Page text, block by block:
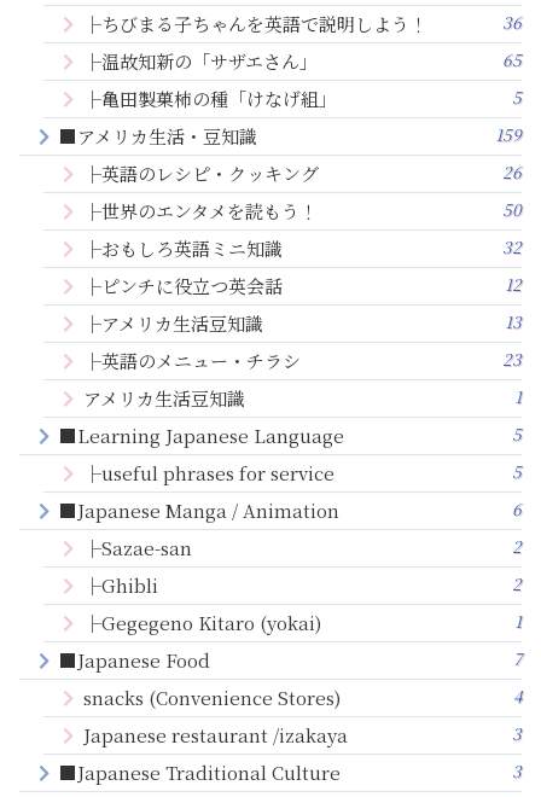
├ちびまる子ちゃんを英語で説明しよう！ 36
├温故知新の「サザエさん」 65
├亀田製菓柿の種「けなげ組」 5
■アメリカ生活・豆知識 159
├英語のレシピ・クッキング 26
├世界のエンタメを読もう！ 50
├おもしろ英語ミニ知識 32
├ピンチに役立つ英会話 12
├アメリカ生活豆知識 13
├英語のメニュー・チラシ 23
アメリカ生活豆知識 1
■Learning Japanese Language 5
├useful phrases for service 5
■Japanese Manga / Animation 6
├Sazae-san 2
├Ghibli 2
├Gegegeno Kitaro (yokai) 1
■Japanese Food 7
snacks (Convenience Stores) 4
Japanese restaurant /izakaya 3
■Japanese Traditional Culture 3